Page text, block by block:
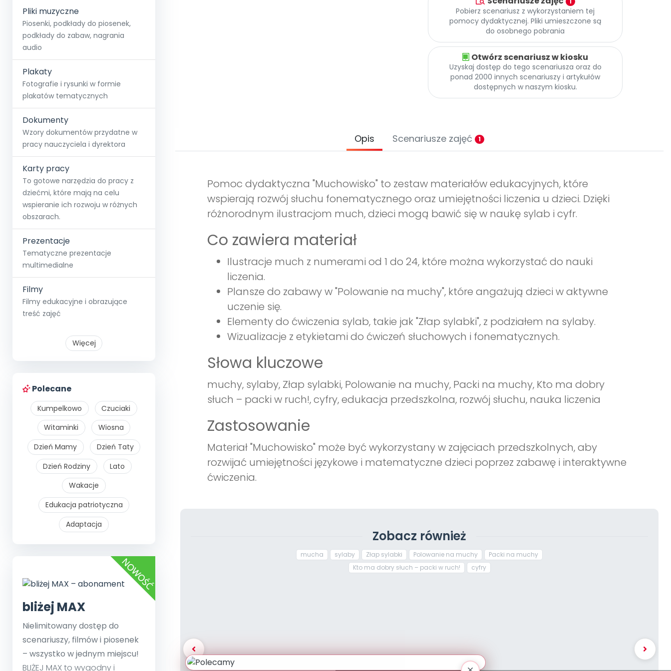
Pliki muzyczne
Piosenki, podkłady do piosenek,
podkłady do zabaw, nagrania
audio
Plakaty
Fotografie i rysunki w formie
plakatów tematycznych
Dokumenty
Wzory dokumentów przydatne w
pracy nauczyciela i dyrektora
Karty pracy
To gotowe narzędzia do pracy z
dziećmi, które mają na celu
wspieranie ich rozwoju w różnych
obszarach.
Prezentacje
Tematyczne prezentacje
multimedialne
Filmy
Filmy edukacyjne i obrazujące
treść zajęć
Więcej
Polecane
Kumpelkowo
Czuciaki
Witaminki
Wiosna
Dzień Mamy
Dzień Taty
Dzień Rodziny
Lato
Wakacje
Edukacja patriotyczna
Adaptacja
bliżej MAX
Nielimitowany dostęp do
scenariuszy, filmów i piosenek
– wszystko w jednym miejscu!
BLIŻEJ MAX to wygodny i
Pobierz scenariusz z wykorzystaniem tej
pomocy dydaktycznej. Pliki umieszczone są
do osobnego pobrania
Otwórz scenariusz w kiosku
Uzyskaj dostęp do tego scenariusza oraz do
ponad 2000 innych scenariuszy i artykułów
dostępnych w naszym kiosku.
Opis Scenariusze zajęć 1
Pomoc dydaktyczna "Muchowisko" to zestaw materiałów edukacyjnych, które
wspierają rozwój słuchu fonematycznego oraz umiejętności liczenia u dzieci. Dzięki
różnorodnym ilustracjom much, dzieci mogą bawić się w naukę sylab i cyfr.
Co zawiera materiał
Ilustracje much z numerami od 1 do 24, które można wykorzystać do nauki
liczenia.
Plansze do zabawy w "Polowanie na muchy", które angażują dzieci w aktywne
uczenie się.
Elementy do ćwiczenia sylab, takie jak "Złap sylabki", z podziałem na sylaby.
Wizualizacje z etykietami do ćwiczeń słuchowych i fonematycznych.
Słowa kluczowe
muchy, sylaby, Złap sylabki, Polowanie na muchy, Packi na muchy, Kto ma dobry
słuch – packi w ruch!, cyfry, edukacja przedszkolna, rozwój słuchu, nauka liczenia
Zastosowanie
Materiał "Muchowisko" może być wykorzystany w zajęciach przedszkolnych, aby
rozwijać umiejętności językowe i matematyczne dzieci poprzez zabawę i interaktywne
ćwiczenia.
Zobacz również
mucha sylaby Złap sylabki Polowanie na muchy
Packi na muchy
Kto ma dobry słuch – packi w ruch!
cyfry